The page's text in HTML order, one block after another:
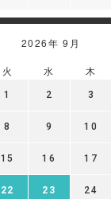
2026年 9月
火 水 木
1 2 3
8 9 10
15 16 17
22 23 24